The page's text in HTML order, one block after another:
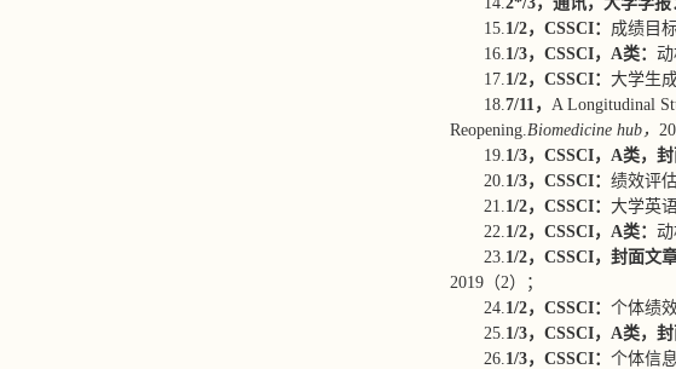
15.1/2，CSSCI： 成绩目
16.1/3，CSSCI，A类：
17.1/2，CSSCI： 大学生
18.7/11， A Longitudinal
Reopening.Biomedicine hub，
19.1/3，CSSCI，A类，封
20.1/3，CSSCI： 绩效评
21.1/2，CSSCI： 大学英
22.1/2，CSSCI，A类：
23.1/2，CSSCI，封面文章
2019（2）；
24.1/2，CSSCI： 个体绩
25.1/3，CSSCI，A类，封
26.1/3，CSSCI： 个体信